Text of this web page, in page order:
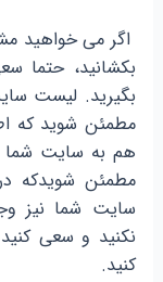
اگر می خواهید
مطمئن شوید که
هم به سایت شما
مطمئن شویدکه
سایت شما نیز
نکنید و سعی
کنید.